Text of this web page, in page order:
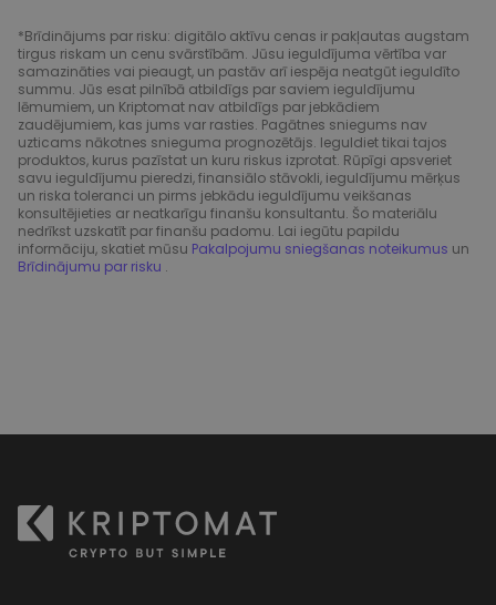
*Brīdinājums par risku: digitālo aktīvu cenas ir pakļautas augstam
tirgus riskam un cenu svārstībām. Jūsu ieguldījuma vērtība var
samazināties vai pieaugt, un pastāv arī iespēja neatgūt ieguldīto
summu. Jūs esat pilnībā atbildīgs par saviem ieguldījumu
lēmumiem, un Kriptomat nav atbildīgs par jebkādiem
zaudējumiem, kas jums var rasties. Pagātnes sniegums nav
uzticams nākotnes snieguma prognozētājs. Ieguldiet tikai tajos
produktos, kurus pazīstat un kuru riskus izprotat. Rūpīgi apsveriet
savu ieguldījumu pieredzi, finansiālo stāvokli, ieguldījumu mērķus
un riska toleranci un pirms jebkādu ieguldījumu veikšanas
konsultējieties ar neatkarīgu finanšu konsultantu. Šo materiālu
nedrīkst uzskatīt par finanšu padomu. Lai iegūtu papildu
informāciju, skatiet mūsu Pakalpojumu sniegšanas noteikumus un
Brīdinājumu par risku .